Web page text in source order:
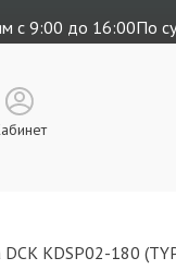
с 9:00 до 16:00По
DCK KDSP02-180